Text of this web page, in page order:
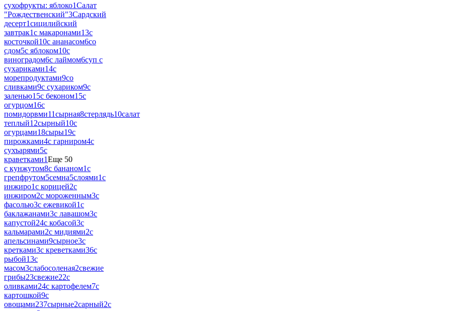
сухофрукты: яблоко1Салат
"Рождественский"3Сардский
десерт1сицилийский
завтрак1с макаронами13с
косточкой10с ананасом6со
сдом5с яблоком10с
виноградом6с лаймом6суп с
сухариками14с
морепродуктами9со
сливками9с сухариком9с
заленью15с беконом15с
огурцом16с
помидорвми11сырная8стерлядь10салат
теплый12сырный10с
огурцами18сыры19с
пирожками4с гарниром4с
сухъарями5с
краветками1Еще 50
с кунжутом8с бананом1с
грепфрутом5семна5слоями1с
инжиро1с корицей2с
инжиром2с мороженным3с
фасолью3с ежевикой1с
баклажанами3с лавашом3с
капустой24с кобасой3с
кальмарами2с мидиями2с
апельсинами9сырное3с
кретками3с креветками36с
рыбой13с
масом3слабосоленая2свежие
грибы23свежие22с
оливками24с картофелем7с
картошкой9с
овощами237сырные2сарный2с